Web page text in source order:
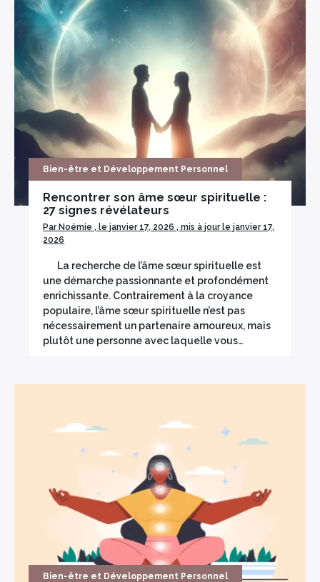
Bien-être et Développement Personnel
Rencontrer son âme sœur spirituelle :
27 signes révélateurs
Par Noémie , le janvier 17, 2026 , mis à jour le janvier 17,
2026
La recherche de l’âme sœur spirituelle est
une démarche passionnante et profondément
enrichissante. Contrairement à la croyance
populaire, l’âme sœur spirituelle n’est pas
nécessairement un partenaire amoureux, mais
plutôt une personne avec laquelle vous…
Bien-être et Développement Personnel